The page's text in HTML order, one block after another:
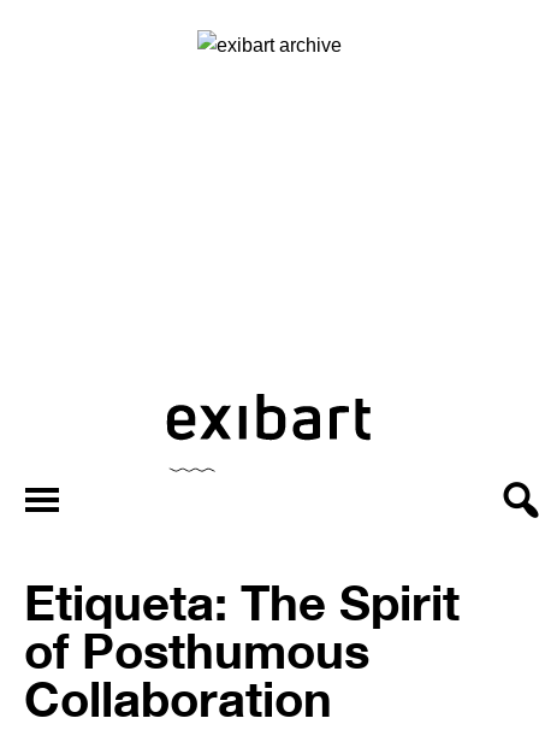
exibart.ar
Etiqueta: The Spirit
of Posthumous
Collaboration